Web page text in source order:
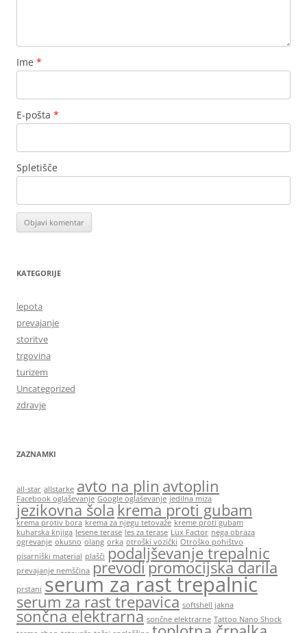
Ime *
E-pošta *
Spletišče
KATEGORIJE
lepota
prevajanje
storitve
trgovina
turizem
Uncategorized
zdravje
ZAZNAMKI
all-star allstarke avto na plin avtoplin
Facebook oglaševanje Google oglaševanje jedilna miza
jezikovna šola krema proti gubam
krema protiv bora krema za njegu tetovaže kreme proti gubam
kuharska knjiga lesene terase les za terase Lux Factor nega obraza
ogrevanje okusno olang orka otroški vozički Otroško pohištvo
pisarniški material plašči podaljševanje trepalnic
prevajanje nemščina prevodipromocijska darila
prstani serum za rast trepalnic
serum za rast trepavica softshell jakna
sončna elektrarna sončne elektrarne Tattoo Nano Shock